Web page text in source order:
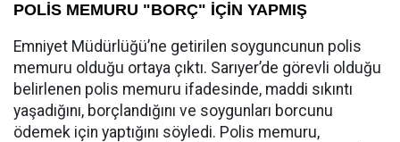
POLİS MEMURU "BORÇ" İÇİN YAPMIŞ
Emniyet Müdürlüğü’ne getirilen soyguncunun polis
memuru olduğu ortaya çıktı. Sarıyer’de görevli olduğu
belirlenen polis memuru ifadesinde, maddi sıkıntı
yaşadığını, borçlandığını ve soygunları borcunu
ödemek için yaptığını söyledi. Polis memuru,